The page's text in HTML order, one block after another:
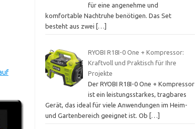
für eine angenehme und
komfortable Nachtruhe benötigen. Das Set
besteht aus zwei
[…]
RYOBI R18I-0 One + Kompressor:
Kraftvoll und Praktisch für Ihre
Projekte
Der RYOBI R18I-0 One + Kompressor
ist ein leistungsstarkes, tragbares
Gerät, das ideal für viele Anwendungen im Heim-
und Gartenbereich geeignet ist. Ob
[…]